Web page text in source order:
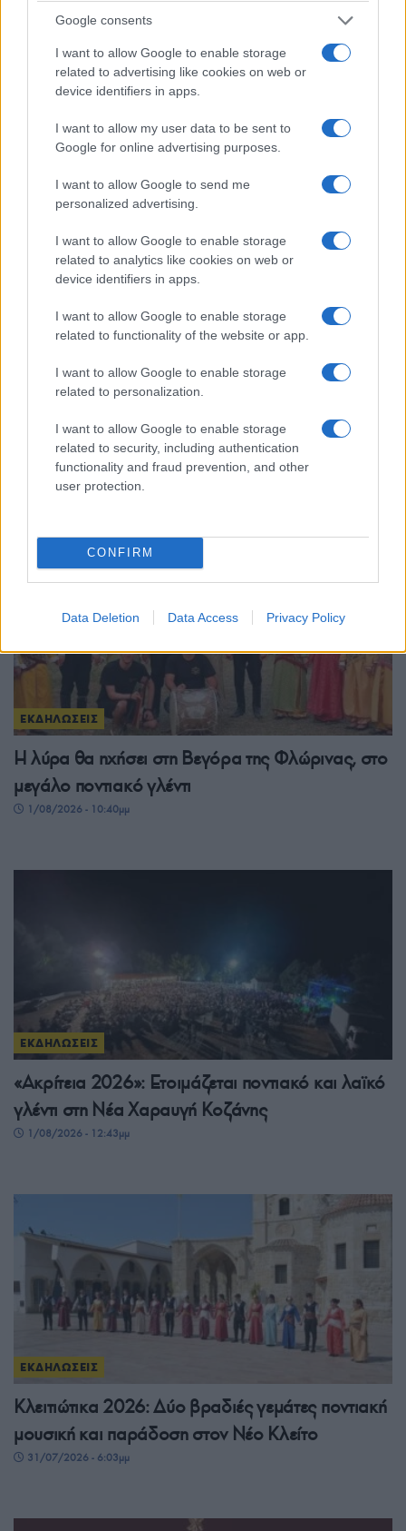
Google consents
I want to allow Google to enable storage
related to advertising like cookies on web or
device identifiers in apps.
I want to allow my user data to be sent to
Google for online advertising purposes.
I want to allow Google to send me
personalized advertising.
I want to allow Google to enable storage
related to analytics like cookies on web or
device identifiers in apps.
I want to allow Google to enable storage
related to functionality of the website or app.
I want to allow Google to enable storage
related to personalization.
I want to allow Google to enable storage
related to security, including authentication
functionality and fraud prevention, and other
user protection.
CONFIRM
Data Deletion Data Access Privacy Policy
Αναβίωση του εθίμου «Τα Σάτσια» στη Γεωργιανή
4/08/2026 - 5:27μμ
ΕΚΔΗΛΩΣΕΙΣ
θάλασσα – Γεωργία Νταγάκη και Αλέξης
Παρχαρίδης θα βρεθούν «Παρά θίν’ αλός»
2/08/2026 - 11:45πμ
ΕΚΔΗΛΩΣΕΙΣ
Η λύρα θα ηχήσει στη Βεγόρα της Φλώρινας, στο
μεγάλο ποντιακό γλέντι
1/08/2026 - 10:40μμ
ΕΚΔΗΛΩΣΕΙΣ
«Ακρίτεια 2026»: Ετοιμάζεται ποντιακό και λαϊκό
γλέντι στη Νέα Χαραυγή Κοζάνης
1/08/2026 - 12:43μμ
ΕΚΔΗΛΩΣΕΙΣ
Κλειτιώτικα 2026: Δύο βραδιές γεμάτες ποντιακή
μουσική και παράδοση στον Νέο Κλείτο
31/07/2026 - 6:03μμ